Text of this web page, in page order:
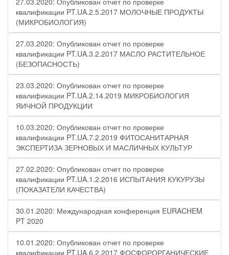
квалификации PT.UA.2.5.2017 МОЛОЧНЫЕ ПРОДУКТЫ
(МИКРОБИОЛОГИЯ)
27.03.2020: Опубликован отчет по проверке
квалификации PT.UA.3.2.2017 МАСЛО РАСТИТЕЛЬНОЕ
(БЕЗОПАСНОСТЬ)
23.03.2020: Опубликован отчет по проверке
квалификации PT.UA.2.14.2019 МИКРОБИОЛОГИЯ
ЯИЧНОЙ ПРОДУКЦИИ
10.03.2020: Опубликован отчет по проверке
квалификации PT.UA.7.2.2019 ФИТОСАНИТАРНАЯ
ЭКСПЕРТИЗА ЗЕРНОВЫХ И МАСЛИЧНЫХ КУЛЬТУР
27.02.2020: Опубликован отчет по проверке
квалификации PT.UA.1.2.2016 ИСПЫТАНИЯ КУКУРУЗЫ
(ПОКАЗАТЕЛИ КАЧЕСТВА)
30.01.2020: Международная конференция EURACHEM
PT 2020
10.01.2020: Опубликован отчет по проверке
квалификации PT.UA.6.2.2017 ФОСФОРОРГАНИЧЕСКИЕ